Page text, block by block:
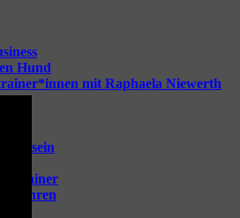
Hund
mit Raphaela Niewerth
führen